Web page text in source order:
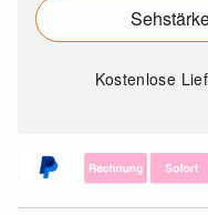
Kostenlose